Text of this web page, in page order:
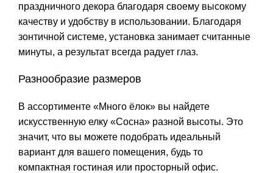
праздничного декора благодаря своему высокому
качеству и удобству в использовании. Благодаря
зонтичной системе, установка занимает считанные
минуты, а результат всегда радует глаз.
Разнообразие размеров
В ассортименте «Много ёлок» вы найдете
искусственную елку «Сосна» разной высоты. Это
значит, что вы можете подобрать идеальный
вариант для вашего помещения, будь то
компактная гостиная или просторный офис.